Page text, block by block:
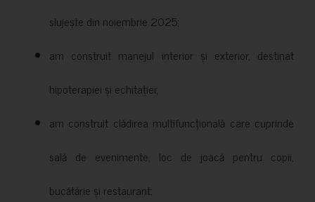
slujește din noiembrie 2025;
am construit manejul interior și exterior, destinat
hipoterapiei și echitației;
am construit clădirea multifuncțională care cuprinde
sală de evenimente, loc de joacă pentru copii,
bucătărie și restaurant;